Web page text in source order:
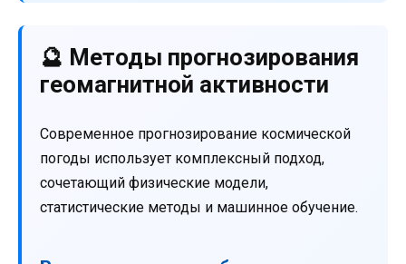
🔮 Методы прогнозирования
геомагнитной активности
Современное прогнозирование космической
погоды использует комплексный подход,
сочетающий физические модели,
статистические методы и машинное обучение.